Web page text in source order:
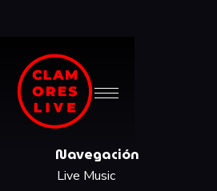
Navegación
Live Music